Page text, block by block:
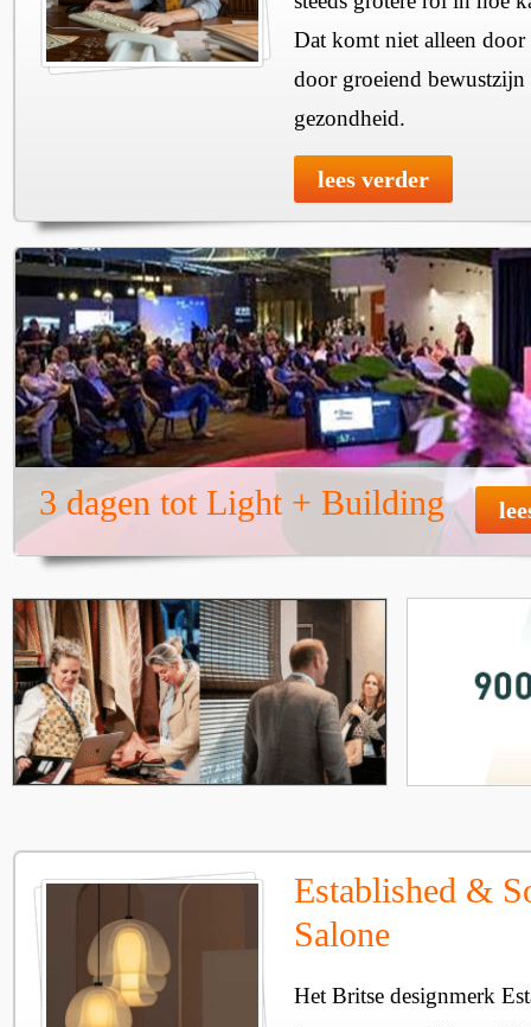
Dat komt niet alleen
door groeiend
gezondheid.
lees verder
3 dagen tot Light + Building
Established &
Salone
Het Britse designmerk